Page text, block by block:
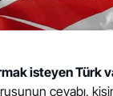
isteyen Türk
cevabı,